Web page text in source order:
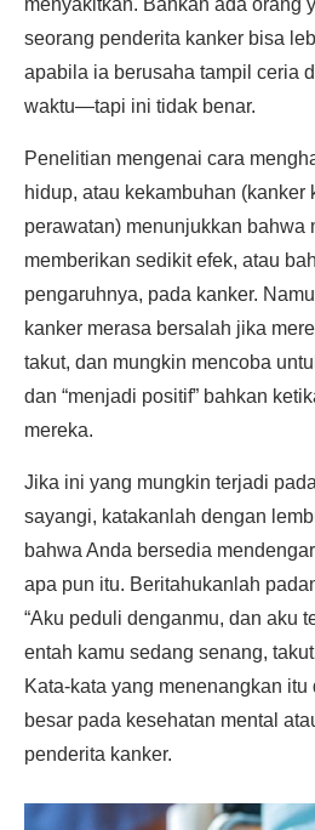
menyakitkan. Bahkan ada orang
seorang penderita kanker bisa
apabila ia berusaha tampil ceria
waktu—tapi ini tidak benar.
Penelitian mengenai cara
hidup, atau kekambuhan (kanker
perawatan) menunjukkan bahwa
memberikan sedikit efek, atau
pengaruhnya, pada kanker.
kanker merasa bersalah jika
takut, dan mungkin mencoba
dan “menjadi positif” bahkan
mereka.
Jika ini yang mungkin terjadi
sayangi, katakanlah dengan
bahwa Anda bersedia
apa pun itu. Beritahukanlah
“Aku peduli denganmu, dan aku
entah kamu sedang senang,
Kata-kata yang menenangkan itu
besar pada kesehatan mental
penderita kanker.